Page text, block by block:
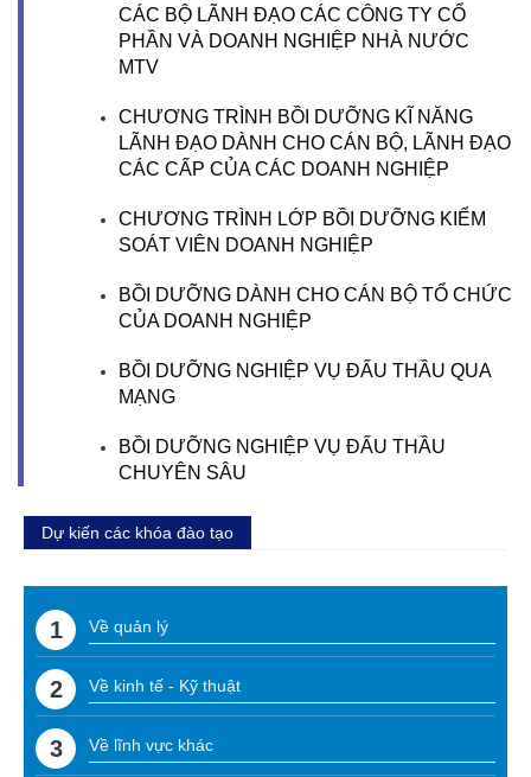
CÁC BỘ LÃNH ĐẠO CÁC CÔNG TY CỔ
PHẦN VÀ DOANH NGHIỆP NHÀ NƯỚC
MTV
CHƯƠNG TRÌNH BỒI DƯỠNG KĨ NĂNG
LÃNH ĐẠO DÀNH CHO CÁN BỘ, LÃNH ĐẠO
CÁC CẤP CỦA CÁC DOANH NGHIỆP
CHƯƠNG TRÌNH LỚP BỒI DƯỠNG KIỂM
SOÁT VIÊN DOANH NGHIỆP
BỒI DƯỠNG DÀNH CHO CÁN BỘ TỔ CHỨC
CỦA DOANH NGHIỆP
BỒI DƯỠNG NGHIỆP VỤ ĐẤU THẦU QUA
MẠNG
BỒI DƯỠNG NGHIỆP VỤ ĐẤU THẦU
CHUYÊN SÂU
Dự kiến các khóa đào tạo
Về quản lý
Về kinh tế - Kỹ thuật
Về lĩnh vực khác